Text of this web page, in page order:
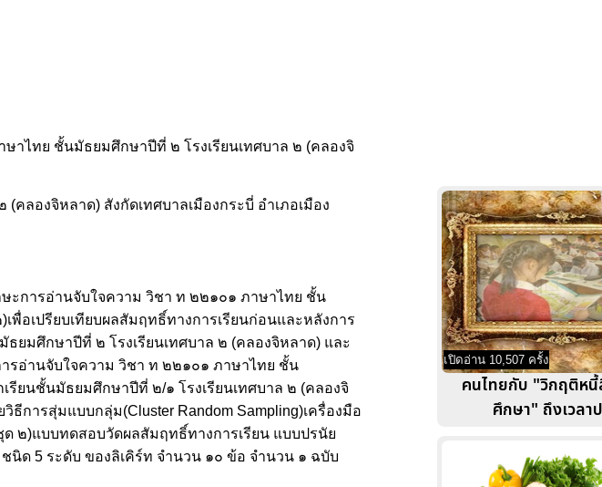
าไทย ชั้นมัธยมศึกษาปีที่ ๒ โรงเรียนเทศบาล ๒ (คลองจิ
ลองจิหลาด) สังกัดเทศบาลเมืองกระบี่ อำเภอเมือง
ะการอ่านจับใจความ วิชา ท ๒๒๑๐๑ ภาษาไทย ชั้น
อเปรียบเทียบผลสัมฤทธิ์ทางการเรียนก่อนและหลังการ
มศึกษาปีที่ ๒ โรงเรียนเทศบาล ๒ (คลองจิหลาด) และ
รอ่านจับใจความ วิชา ท ๒๒๑๐๑ ภาษาไทย ชั้น
ยนชั้นมัธยมศึกษาปีที่ ๒/๑ โรงเรียนเทศบาล ๒ (คลองจิ
การสุ่มแบบกลุ่ม(Cluster Random Sampling)เครื่องมือ
๒)แบบทดสอบวัดผลสัมฤทธิ์ทางการเรียน แบบปรนัย
ด 5 ระดับ ของลิเคิร์ท จำนวน ๑๐ ข้อ จำนวน ๑ ฉบับ
เปิดอ่าน 10,507 ครั้ง
คนไทยกับ "วิกฤติห
ศึกษา" ถึงเวลา